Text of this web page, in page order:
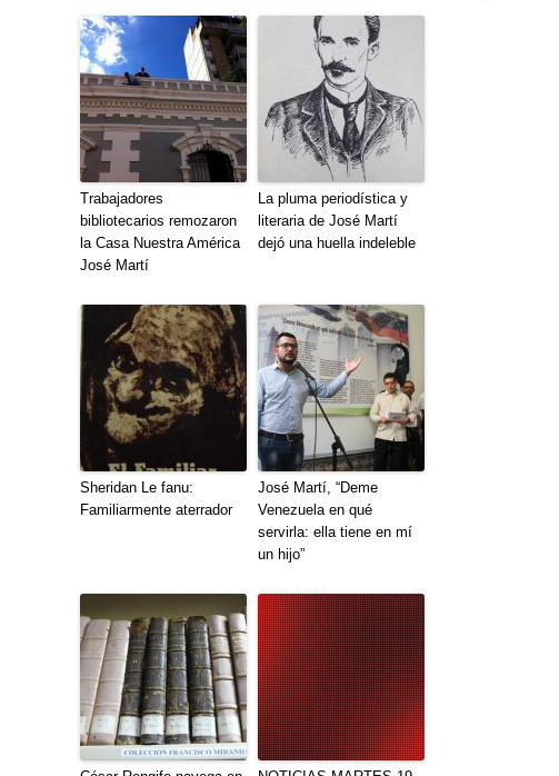
Trabajadores
bibliotecarios remozaron
la Casa Nuestra América
José Martí
La pluma periodística y
literaria de José Martí
dejó una huella indeleble
Sheridan Le fanu:
Familiarmente aterrador
José Martí, “Deme
Venezuela en qué
servirla: ella tiene en mí
un hijo”